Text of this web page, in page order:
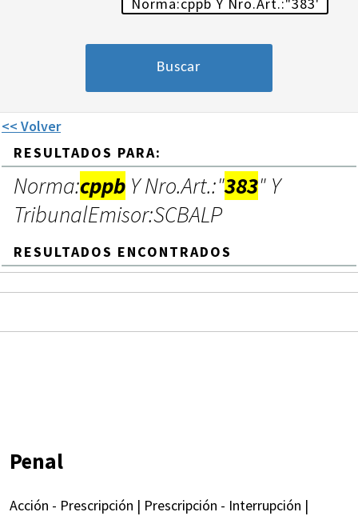
<< Volver
RESULTADOS PARA:
Norma:cppb Y Nro.Art.:"383" Y
TribunalEmisor:SCBALP
RESULTADOS ENCONTRADOS
Penal
Acción - Prescripción | Prescripción - Interrupción |